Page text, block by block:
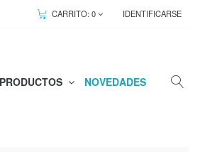
CARRITO:0 IDENTIFICARSE
PRODUCTOS NOVEDADES